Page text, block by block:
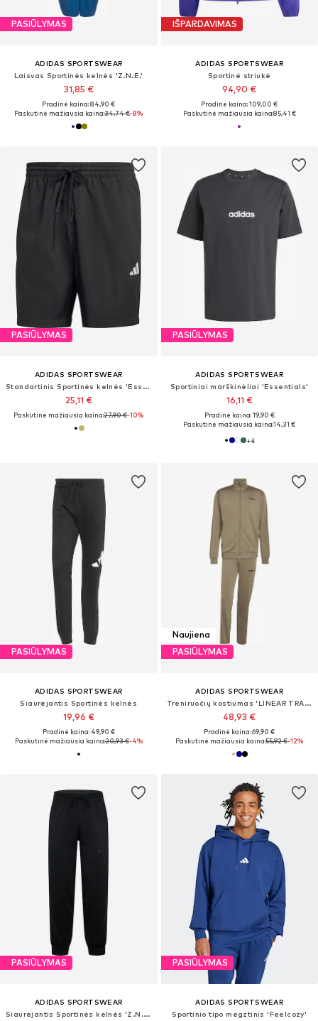
PASIŪLYMAS
ADIDAS SPORTSWEAR
Laisvas Sportinės kelnės 'Z.N.E.'
31,85 €
Pradinė kaina: 84,90 €
Paskutinė mažiausia kaina:34,74 €-8%
IŠPARDAVIMAS
ADIDAS SPORTSWEAR
Sportinė striukė
94,90 €
Pradinė kaina: 109,00 €
Paskutinė mažiausia kaina:85,41 €
PASIŪLYMAS
ADIDAS SPORTSWEAR
Standartinis Sportinės kelnės 'Essentials'
25,11 €
Paskutinė mažiausia kaina:27,90 €-10%
PASIŪLYMAS
ADIDAS SPORTSWEAR
Sportiniai marškinėliai 'Essentials'
16,11 €
Pradinė kaina: 19,90 €
Paskutinė mažiausia kaina:14,31 €
+4
PASIŪLYMAS
ADIDAS SPORTSWEAR
Siaurėjantis Sportinės kelnės
19,96 €
Pradinė kaina: 49,90 €
Paskutinė mažiausia kaina:20,93 €-4%
Naujiena
PASIŪLYMAS
ADIDAS SPORTSWEAR
Treniruočių kostiumas 'LINEAR TRACK'
48,93 €
Pradinė kaina: 69,90 €
Paskutinė mažiausia kaina:55,92 €-12%
PASIŪLYMAS
ADIDAS SPORTSWEAR
Siaurėjantis Sportinės kelnės 'Z.N.E.'
PASIŪLYMAS
ADIDAS SPORTSWEAR
Sportinio tipo megztinis 'Feelcozy'